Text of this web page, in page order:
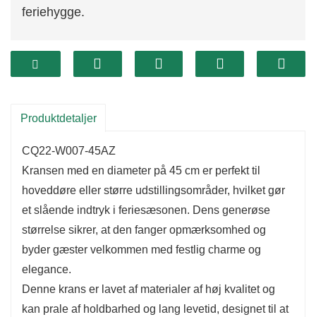
feriehygge.
Produktdetaljer
CQ22-W007-45AZ
Kransen med en diameter på 45 cm er perfekt til
hoveddøre eller større udstillingsområder, hvilket gør
et slående indtryk i feriesæsonen. Dens generøse
størrelse sikrer, at den fanger opmærksomhed og
byder gæster velkommen med festlig charme og
elegance.
Denne krans er lavet af materialer af høj kvalitet og
kan prale af holdbarhed og lang levetid, designet til at